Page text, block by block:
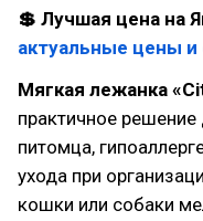
💲 Лучшая цена на
актуальные цены и
Мягкая лежанка
практичное решение
питомца,
ухода при
кошки или собаки